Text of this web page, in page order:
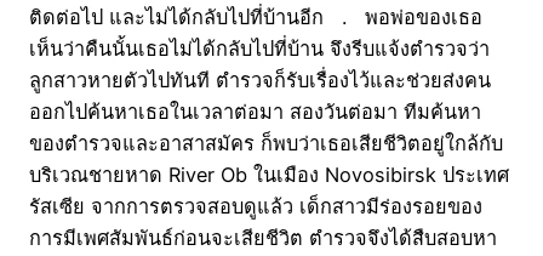
ติดต่อไป และไม่ได้กลับไปที่บ้านอีก . พอพ่อของเธอ
เห็นว่าคืนนั้นเธอไม่ได้กลับไปที่บ้าน จึงรีบแจ้งตำรวจว่า
ลูกสาวหายตัวไปทันที ตำรวจก็รับเรื่องไว้และช่วยส่งคน
ออกไปค้นหาเธอในเวลาต่อมา สองวันต่อมา ทีมค้นหา
ของตำรวจและอาสาสมัคร ก็พบว่าเธอเสียชีวิตอยู่ใกล้กับ
บริเวณชายหาด River Ob ในเมือง Novosibirsk ประเทศ
รัสเซีย จากการตรวจสอบดูแล้ว เด็กสาวมีร่องรอยของ
การมีเพศสัมพันธ์ก่อนจะเสียชีวิต ตำรวจจึงได้สืบสอบหา